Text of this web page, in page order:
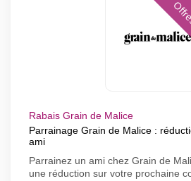
Rabais Grain de Malice
Parrainage Grain de Malice :
ami
Parrainez un ami chez Grain de
une réduction sur votre prochaine